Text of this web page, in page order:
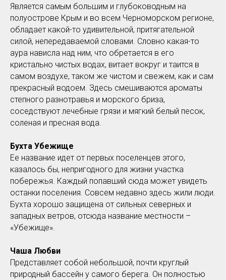
Является самым большим и глубоководным на
полуострове Крым и во всем Черноморском регионе,
обладает какой-то удивительной, притягательной
силой, непередаваемой словами. Словно какая-то
аура нависла над ним, что обретается в его
кристально чистых водах, витает вокруг и таится в
самом воздухе, таком же чистом и свежем, как и сам
прекрасный водоем. Здесь смешиваются ароматы
степного разнотравья и морского бриза,
соседствуют лечебные грязи и мягкий белый песок,
соленая и пресная вода.
Бухта Убежище
Ее название идет от первых поселенцев этого,
казалось бы, непригодного для жизни участка
побережья. Каждый попавший сюда может увидеть
останки поселения. Совсем недавно здесь жили люди.
Бухта хорошо защищена от сильных северных и
западных ветров, отсюда название местности –
«Убежище».
Чаша Любви
Представляет собой небольшой, почти круглый
природный бассейн у самого берега. Он полностью